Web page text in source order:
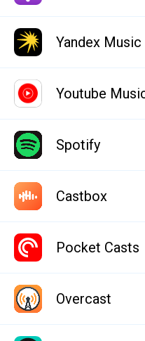
Yandex Music
Youtube
Spotify
Castbox
Pocket Casts
Overcast